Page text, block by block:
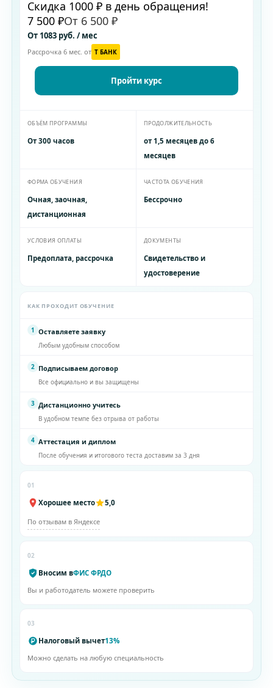
Скидка 1000 ₽ в день обращения!
7 500 ₽От 6 500 ₽
От 1083 руб. / мес
Рассрочка 6 мес. от T БАНК
Пройти курс
ОБЪЁМ ПРОГРАММЫ
От 300 часов
ПРОДОЛЖИТЕЛЬНОСТЬ
от 1,5 месяцев до 6
месяцев
ФОРМА ОБУЧЕНИЯ
Очная, заочная,
дистанционная
ЧАСТОТА ОБУЧЕНИЯ
Бессрочно
УСЛОВИЯ ОПЛАТЫ
Предоплата, рассрочка
ДОКУМЕНТЫ
Свидетельство и
удостоверение
КАК ПРОХОДИТ ОБУЧЕНИЕ
1 Оставляете заявку
Любым удобным способом
2 Подписываем договор
Все официально и вы защищены
3 Дистанционно учитесь
В удобном темпе без отрыва от работы
4 Аттестация и диплом
После обучения и итогового теста доставим за 3 дня
01
Хорошее место 5,0
По отзывам в Яндексе
02
Вносим вФИС ФРДО
Вы и работодатель можете проверить
03
Налоговый вычет13%
Можно сделать на любую специальность